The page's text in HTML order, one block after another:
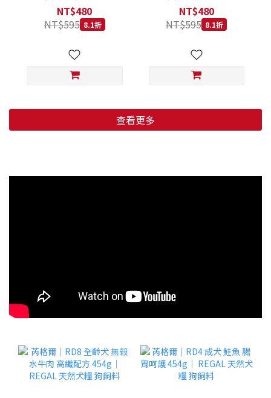
低穀鱈魚甜橙 小顆粒 800G
NT$480
NT$595 8.1折
羊肉藍莓 小顆粒 800G
NT$480
NT$595 8.1折
查看更多